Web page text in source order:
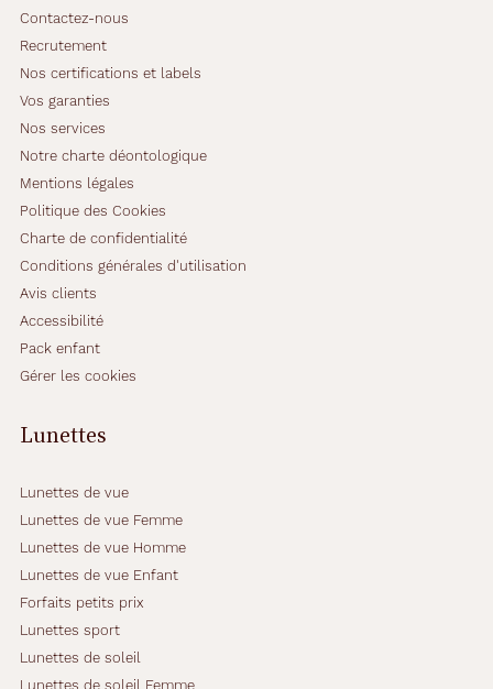
Contactez-nous
Recrutement
Nos certifications et labels
Vos garanties
Nos services
Notre charte déontologique
Mentions légales
Politique des Cookies
Charte de confidentialité
Conditions générales d'utilisation
Avis clients
Accessibilité
Pack enfant
Gérer les cookies
Lunettes
Lunettes de vue
Lunettes de vue Femme
Lunettes de vue Homme
Lunettes de vue Enfant
Forfaits petits prix
Lunettes sport
Lunettes de soleil
Lunettes de soleil Femme